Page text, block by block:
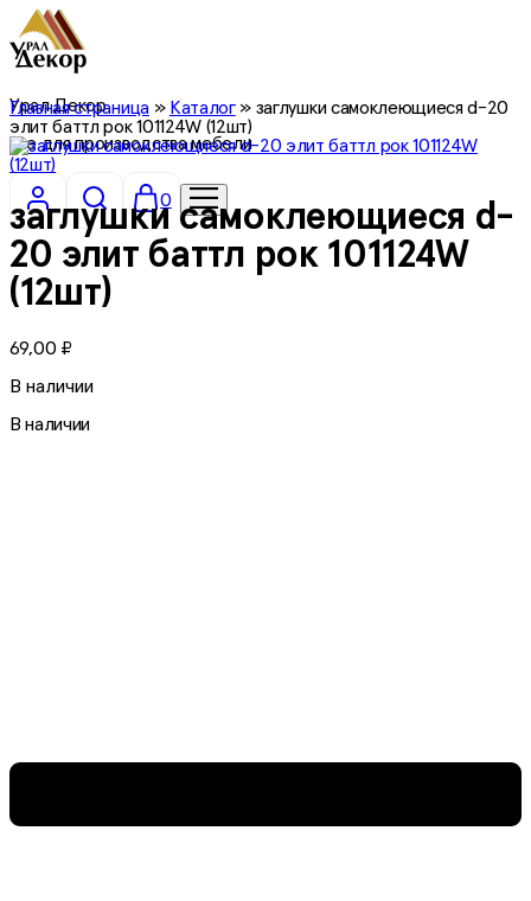
Урал Декор
все для производства мебели
0
Главная страница» Каталог» заглушки самоклеющиеся d-20
элит баттл рок 101124W (12шт)
заглушки самоклеющиеся d-
20 элит баттл рок 101124W
(12шт)
69,00 ₽
В наличии
В наличии